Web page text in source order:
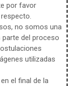
por favor
no somos una
del proceso
utilizadas
el final de la